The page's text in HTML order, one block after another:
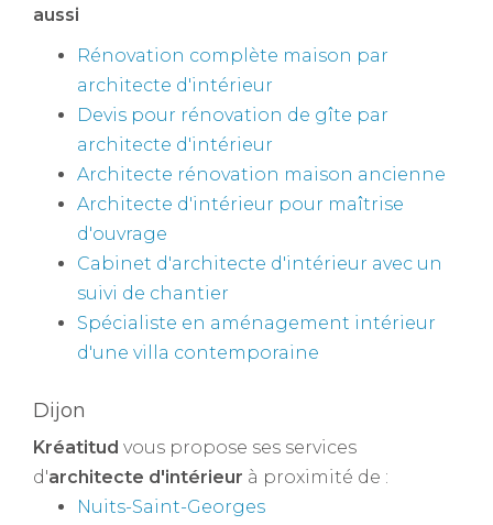
aussi
Rénovation complète maison par
architecte d'intérieur
Devis pour rénovation de gîte par
architecte d'intérieur
Architecte rénovation maison ancienne
Architecte d'intérieur pour maîtrise
d'ouvrage
Cabinet d'architecte d'intérieur avec un
suivi de chantier
Spécialiste en aménagement intérieur
d'une villa contemporaine
Dijon
Kréatitud vous propose ses services
d'architecte d'intérieur à proximité de :
Nuits-Saint-Georges